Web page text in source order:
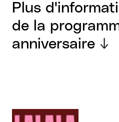
Plus
de la
anniversaire ↓